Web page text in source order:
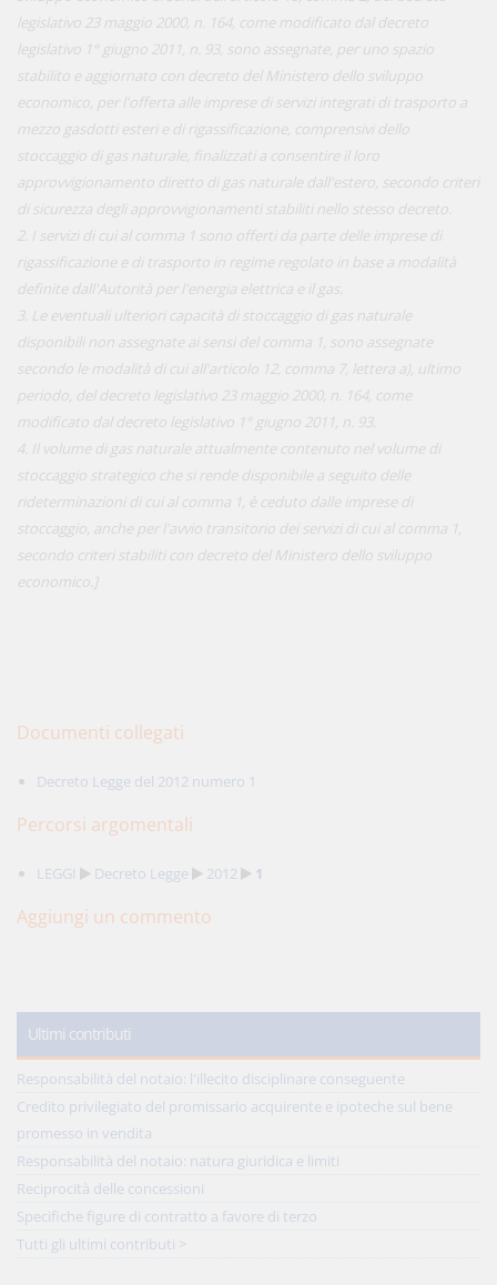
legislativo 23 maggio 2000, n. 164, come modificato dal decreto
legislativo 1° giugno 2011, n. 93, sono assegnate, per uno spazio
stabilito e aggiornato con decreto del Ministero dello sviluppo
economico, per l'offerta alle imprese di servizi integrati di trasporto a
mezzo gasdotti esteri e di rigassificazione, comprensivi dello
stoccaggio di gas naturale, finalizzati a consentire il loro
approvvigionamento diretto di gas naturale dall'estero, secondo criteri
di sicurezza degli approvvigionamenti stabiliti nello stesso decreto.
2. I servizi di cui al comma 1 sono offerti da parte delle imprese di
rigassificazione e di trasporto in regime regolato in base a modalità
definite dall'Autorità per l'energia elettrica e il gas.
3. Le eventuali ulteriori capacità di stoccaggio di gas naturale
disponibili non assegnate ai sensi del comma 1, sono assegnate
secondo le modalità di cui all'articolo 12, comma 7, lettera a), ultimo
periodo, del decreto legislativo 23 maggio 2000, n. 164, come
modificato dal decreto legislativo 1° giugno 2011, n. 93.
4. Il volume di gas naturale attualmente contenuto nel volume di
stoccaggio strategico che si rende disponibile a seguito delle
rideterminazioni di cui al comma 1, è ceduto dalle imprese di
stoccaggio, anche per l'avvio transitorio dei servizi di cui al comma 1,
secondo criteri stabiliti con decreto del Ministero dello sviluppo
economico.]
Documenti collegati
Decreto Legge del 2012 numero 1
Percorsi argomentali
LEGGI Decreto Legge 2012 1
Aggiungi un commento
Ultimi contributi
Responsabilità del notaio: l'illecito disciplinare conseguente
Credito privilegiato del promissario acquirente e ipoteche sul bene
promesso in vendita
Responsabilità del notaio: natura giuridica e limiti
Reciprocità delle concessioni
Specifiche figure di contratto a favore di terzo
Tutti gli ultimi contributi >